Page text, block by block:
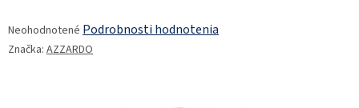
hodnotenie
produktu
Neohodnotené Podrobnosti hodnotenia
Značka: AZZARDO